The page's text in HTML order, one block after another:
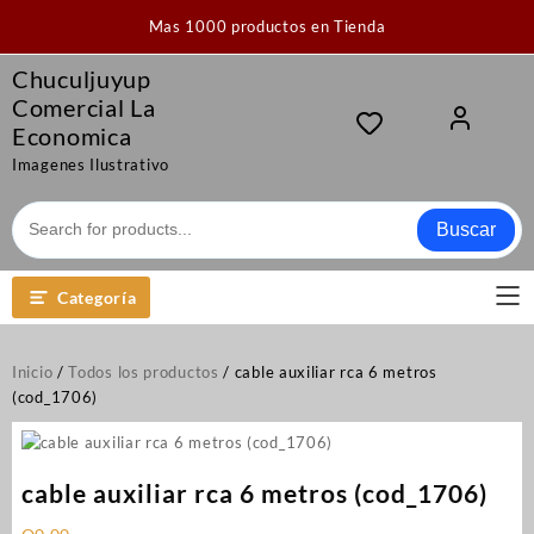
contenido
Mas 1000 productos en Tienda
Chuculjuyup
Comercial La
Economica
Imagenes Ilustrativo
Buscar
Categoría
Inicio /Todos los productos / cable auxiliar rca 6 metros
(cod_1706)
cable auxiliar rca 6 metros (cod_1706)